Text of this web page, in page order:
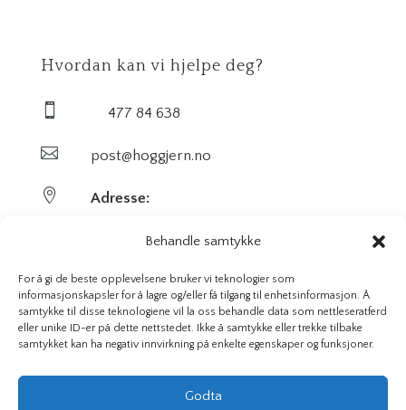
Behandle samtykke
For å gi de beste opplevelsene bruker vi teknologier som
informasjonskapsler for å lagre og/eller få tilgang til enhetsinformasjon. Å
samtykke til disse teknologiene vil la oss behandle data som nettleseratferd
eller unike ID-er på dette nettstedet. Ikke å samtykke eller trekke tilbake
samtykket kan ha negativ innvirkning på enkelte egenskaper og funksjoner.
Godta
Hvordan kan vi hjelpe deg?
 477 84 638
 post@hoggjern.no
 Adresse:
Sekel AS
Sentrumsveien 29
3647 Hvittingfoss